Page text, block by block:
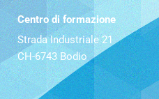
Centro di formazione
Strada Industriale 21
CH-6743 Bodio